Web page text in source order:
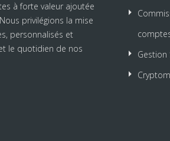
à forte valeur ajoutée
privilégions la mise
personnalisés et
le quotidien de nos
Gestion